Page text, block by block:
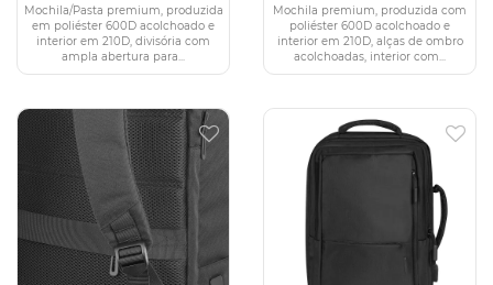
Poliéster 600D
Mochila/Pasta premium, produzida
em poliéster 600D acolchoado e
interior em 210D, divisória com
ampla abertura para...
Poliéster 600D
Mochila premium, produzida com
poliéster 600D acolchoado e
interior em 210D, alças de ombro
acolchoadas, interior com...